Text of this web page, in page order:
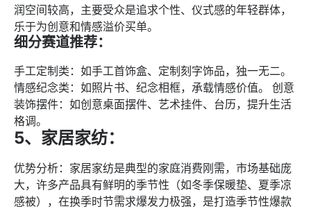
润空间较高，主要受众是追求个性、仪式感的年轻群体，
乐于为创意和情感溢价买单。
细分赛道推荐：
手工定制类：如手工首饰盒、定制刻字饰品，独一无二。
情感纪念类：如照片书、纪念相框，承载情感价值。 创意
装饰摆件：如创意桌面摆件、艺术挂件、台历，提升生活
格调。
5、家居家纺：
优势分析：家居家纺是典型的家庭消费刚需，市场基础庞
大，许多产品具有鲜明的季节性（如冬季保暖垫、夏季凉
感被），在换季时节需求爆发力极强，是打造季节性爆款